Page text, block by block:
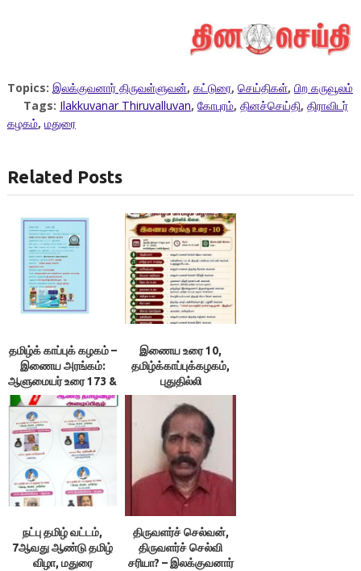
Topics: இலக்குவனார் திருவள்ளுவன், கட்டுரை, செய்திகள், பிற கருவூலம்
Tags: Ilakkuvanar Thiruvalluvan, கோபுரம், தினச்செய்தி, திராவிடர்
கழகம், மதுரை
Related Posts
தமிழ்க் காப்புக் கழகம் –
இணைய அரங்கம்:
ஆளுமையர் உரை 173 &
174 ; நூலரங்கம்
இணைய உரை 10,
தமிழ்க்காப்புக்கழகம்,
புதுதில்லி
நட்பு தமிழ் வட்டம்,
7ஆவது ஆண்டு தமிழ்
விழா, மதுரை
திருவளர்ச் செல்வன்,
திருவளர்ச் செல்வி
சரியா? – இலக்குவனார்